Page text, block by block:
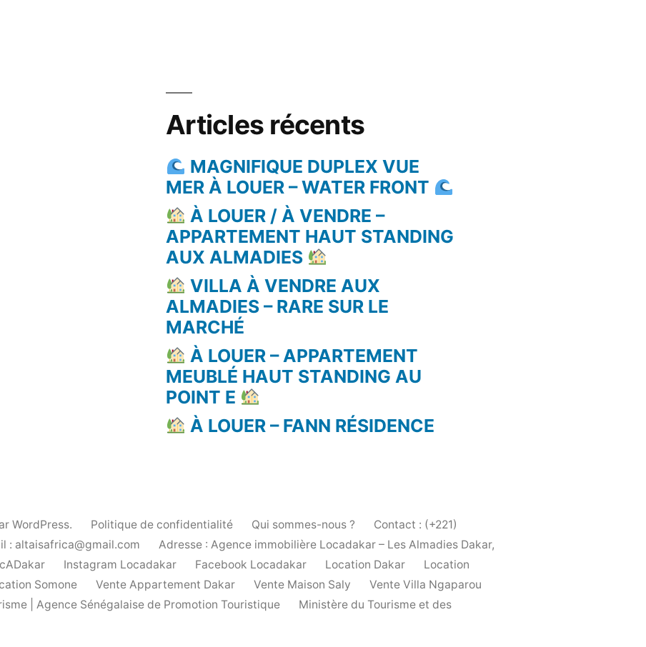
Articles récents
MAGNIFIQUE DUPLEX VUE
MER À LOUER – WATER FRONT
À LOUER / À VENDRE –
APPARTEMENT HAUT STANDING
AUX ALMADIES
VILLA À VENDRE AUX
ALMADIES – RARE SUR LE
MARCHÉ
À LOUER – APPARTEMENT
MEUBLÉ HAUT STANDING AU
POINT E
À LOUER – FANN RÉSIDENCE
WordPress. Politique de confidentialité Qui sommes-nous ?
Contact : (+221)
: altaisafrica@gmail.com
Adresse : Agence immobilière Locadakar – Les Almadies Dakar,
Instagram Locadakar Facebook Locadakar Location Dakar
Location
Somone Vente Appartement Dakar Vente Maison Saly
Vente Villa Ngaparou
| Agence Sénégalaise de Promotion Touristique
Ministère du Tourisme et des